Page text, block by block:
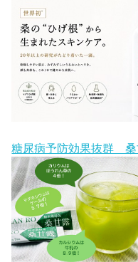
糖尿病予防効果抜群 桑